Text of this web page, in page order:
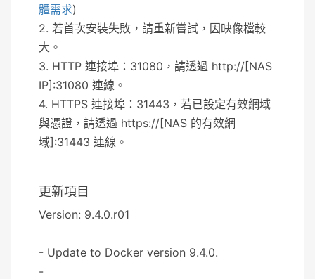
體需求)
2. 若首次安裝失敗，請重新嘗試，因映像檔較
大。
3. HTTP 連接埠：31080，請透過 http://[NAS
IP]:31080 連線。
4. HTTPS 連接埠：31443，若已設定有效網域
與憑證，請透過 https://[NAS 的有效網
域]:31443 連線。
更新項目
Version: 9.4.0.r01
- Update to Docker version 9.4.0.
-